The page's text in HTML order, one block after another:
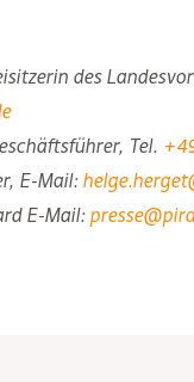
des
Tel.
E-Mail:
E-Mail: